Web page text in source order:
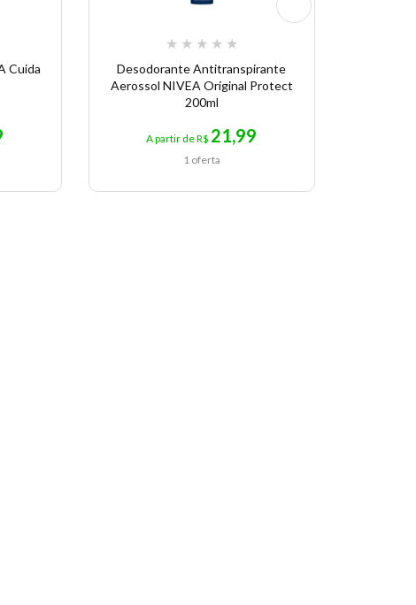
Cuida
★ ★ ★ ★ ★
Desodorante Antitranspirante
Aerossol NIVEA Original Protect
200ml
A partir de R$ 21,99
1 oferta